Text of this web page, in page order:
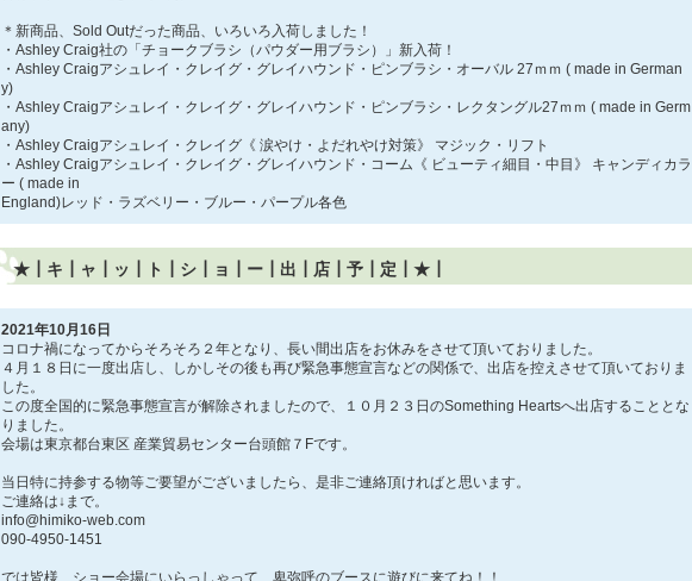
＊新商品、Sold Outだった商品、いろいろ入荷しました！
・Ashley Craig社の「チョークブラシ（パウダー用ブラシ）」新入荷！
・Ashley Craigアシュレイ・クレイグ・グレイハウンド・ピンブラシ・オーバル 27ｍｍ ( made in German
y)
・Ashley Craigアシュレイ・クレイグ・グレイハウンド・ピンブラシ・レクタングル27ｍｍ ( made in Germ
any)
・Ashley Craigアシュレイ・クレイグ《 涙やけ・よだれやけ対策》 マジック・リフト
・Ashley Craigアシュレイ・クレイグ・グレイハウンド・コーム《 ビューティ細目・中目》 キャンディカラ
ー ( made in
England)レッド・ラズベリー・ブルー・パープル各色
★┃キ┃ャ┃ッ┃ト┃シ┃ョ┃ー┃出┃店┃予┃定┃★┃
2021年10月16日
コロナ禍になってからそろそろ２年となり、長い間出店をお休みをさせて頂いておりました。
４月１８日に一度出店し、しかしその後も再び緊急事態宣言などの関係で、出店を控えさせて頂いておりま
した。
この度全国的に緊急事態宣言が解除されましたので、１０月２３日のSomething Heartsへ出店することとな
りました。
会場は東京都台東区 産業貿易センター台頭館７Fです。
当日特に持参する物等ご要望がございましたら、是非ご連絡頂ければと思います。
ご連絡は↓まで。
info@himiko-web.com
090-4950-1451
では皆様、ショー会場にいらっしゃって、卑弥呼のブースに遊びに来てね！！